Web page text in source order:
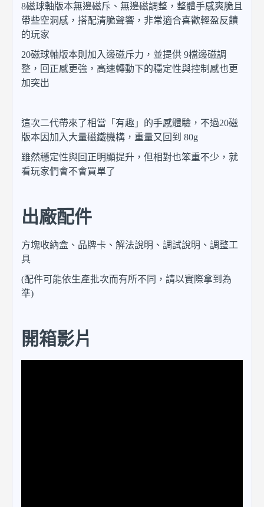
8磁球軸版本無邊磁斥、無邊磁調整，整體手感爽脆且
帶些空洞感，搭配清脆聲響，非常適合喜歡輕盈反饋
的玩家
20磁球軸版本則加入邊磁斥力，並提供 9檔邊磁調
整，回正感更強，高速轉動下的穩定性與控制感也更
加突出
這次二代帶來了相當「有趣」的手感體驗，不過20磁
版本因加入大量磁鐵機構，重量又回到 80g
雖然穩定性與回正明顯提升，但相對也笨重不少，就
看玩家們會不會買單了
出廠配件
方塊收納盒、品牌卡、解法說明、調試說明、調整工
具
(配件可能依生產批次而有所不同，請以實際拿到為
準)
開箱影片